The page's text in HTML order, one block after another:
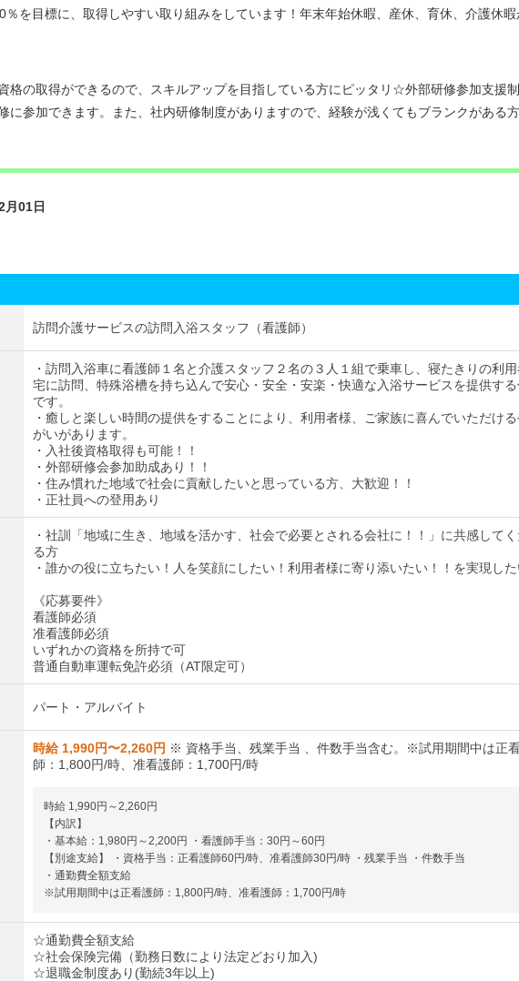
％を目標に、取得しやすい取り組みをしています！年末年始休暇、産休、育休、介護休暇
格の取得ができるので、スキルアップを目指している方にピッタリ☆外部研修参加支援制
に参加できます。また、社内研修制度がありますので、経験が浅くてもブランクがある方
01日
訪問介護サービスの訪問入浴スタッフ（看護師）
・訪問入浴車に看護師１名と介護スタッフ２名の３人１組で乗車し、寝たきりの利
宅に訪問、特殊浴槽を持ち込んで安心・安全・安楽・快適な入浴サービスを提供す
です。
・癒しと楽しい時間の提供をすることにより、利用者様、ご家族に喜んでいただけ
がいがあります。
・入社後資格取得も可能！！
・外部研修会参加助成あり！！
・住み慣れた地域で社会に貢献したいと思っている方、大歓迎！！
・正社員への登用あり
・社訓「地域に生き、地域を活かす、社会で必要とされる会社に！！」に共感して
る方
・誰かの役に立ちたい！人を笑顔にしたい！利用者様に寄り添いたい！！を実現し
《応募要件》
看護師必須
准看護師必須
いずれかの資格を所持で可
普通自動車運転免許必須（AT限定可）
パート・アルバイト
時給 1,990円〜2,260円 ※ 資格手当、残業手当 、件数手当含む。※試用期間中は正
師：1,800円/時、准看護師：1,700円/時
時給 1,990円～2,260円
【内訳】
・基本給：1,980円～2,200円 ・看護師手当：30円～60円
【別途支給】 ・資格手当：正看護師60円/時、准看護師30円/時 ・残業手当 ・件数手当
・通勤費全額支給
※試用期間中は正看護師：1,800円/時、准看護師：1,700円/時
☆通勤費全額支給
☆社会保険完備（勤務日数により法定どおり加入)
☆退職金制度あり(勤続3年以上)